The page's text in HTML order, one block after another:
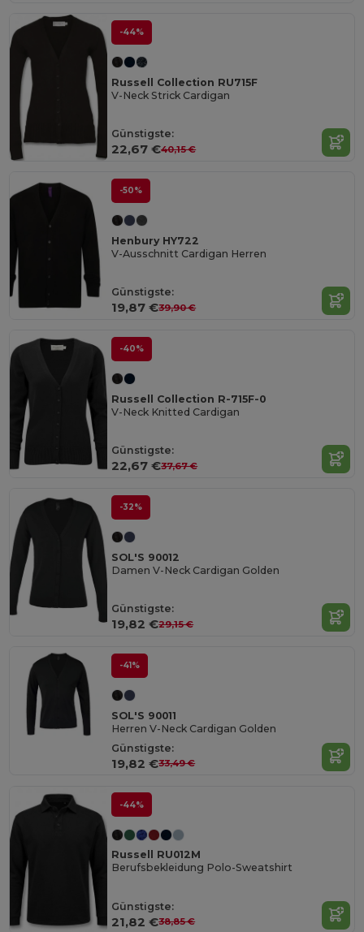
-44%
Russell Collection RU715F
V-Neck Strick Cardigan
Günstigste:
22,67 €40,15 €
-50%
Henbury HY722
V-Ausschnitt Cardigan Herren
Günstigste:
19,87 €39,90 €
-40%
Russell Collection R-715F-0
V-Neck Knitted Cardigan
Günstigste:
22,67 €37,67 €
-32%
SOL'S 90012
Damen V-Neck Cardigan Golden
Günstigste:
19,82 €29,15 €
-41%
SOL'S 90011
Herren V-Neck Cardigan Golden
Günstigste:
19,82 €33,49 €
-44%
Russell RU012M
Berufsbekleidung Polo-Sweatshirt
Günstigste:
21,82 €38,85 €